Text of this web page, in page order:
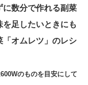
に数分で作れる副菜
足したいときにも
「オムレツ」のレシ
のものを目安にして